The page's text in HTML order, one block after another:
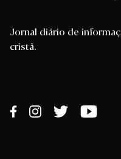
Jornal diário de
cristã.